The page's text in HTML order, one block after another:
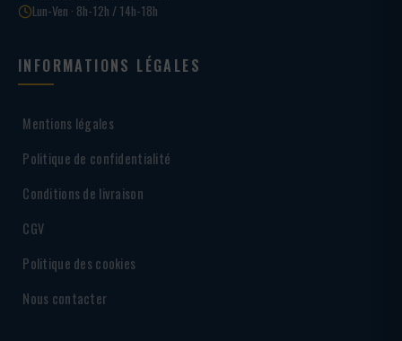
Lun-Ven · 8h-12h / 14h-18h
INFORMATIONS LÉGALES
Mentions légales
Politique de confidentialité
Conditions de livraison
CGV
Politique des cookies
Nous contacter